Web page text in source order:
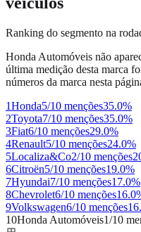
Ranking do segmento na
Honda Automóveis não
última medição desta marca
números da marca nesta
1Honda5/10 menções35.0%
2Toyota7/10 menções35.0%
3Fiat6/10 menções29.0%
4Renault5/10 menções24.0%
5Localiza&Co2/10 menções
6Citroën5/10 menções19.0%
7Hyundai7/10 menções17.0%
8Chevrolet6/10 menções16.0
9Volkswagen6/10 menções
10Honda Automóveis1/10